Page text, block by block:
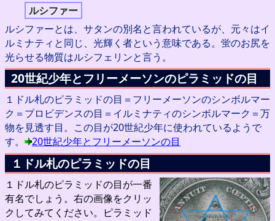
ルシファー
ルシファーとは、サタンの別名と言われているが、元々はイ
ルミナティと同じ、光輝く者という意味である。蛍のお尻を
光らせる物質はルシフェリンと言う。
20世紀少年とフリーメーソンのピラミッドの目
１ドル札のピラミッドの目＝フリーメーソンのシンボルマー
ク＝プロビデンスの目＝イルミナティのシンボルマーク＝万
物を見透す目。この目が20世紀少年に使われているようで
す。
20世紀少年とフリーメーソンの目
１ドル札のピラミッドの目
１ドル札のピラミッドの目が一番
有名でしょう。右の画像をクリッ
クしてみてください。ピラミッド